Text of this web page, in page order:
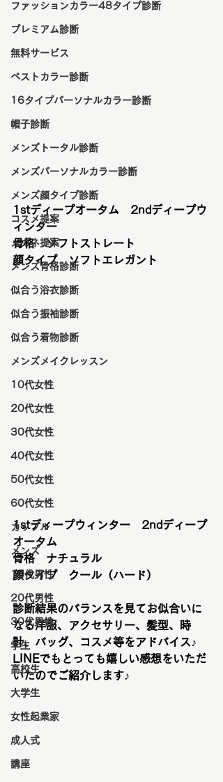
ファッションカラー48タイプ診断
プレミアム診断
無料サービス
ベストカラー診断
16タイプパーソナルカラー診断
帽子診断
メンズトータル診断
メンズパーソナルカラー診断
メンズ顔タイプ診断
コスメ提案
メガネ提案
メンズ骨格診断
似合う浴衣診断
似合う振袖診断
似合う着物診断
メンズメイクレッスン
10代女性
20代女性
30代女性
40代女性
50代女性
60代女性
カップル
メンズ
10代男性
20代男性
30代男性
学生
高校生
大学生
女性起業家
成人式
講座
1stディープオータム　2ndディープウ
ィンター
骨格　ソフトストレート
顔タイプ　ソフトエレガント
1stディープウィンター　2ndディープ
オータム
骨格　ナチュラル
顔タイプ　クール（ハード）
診断結果のバランスを見てお似合いに
なる洋服、アクセサリー、髪型、時
計、バッグ、コスメ等をアドバイス♪
LINEでもとっても嬉しい感想をいただ
いたのでご紹介します♪